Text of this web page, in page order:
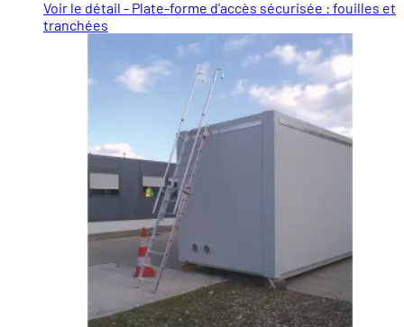
Voir le détail - Plate-forme d'accès sécurisée : fouilles et
tranchées